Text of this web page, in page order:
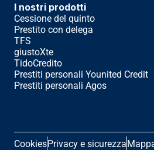
I nostri prodotti
Cessione del quinto
Prestito con delega
TFS
giustoXte
TidoCredito
Prestiti personali Younited Credit
Prestiti personali Agos
CookiesPrivacy e sicurezza